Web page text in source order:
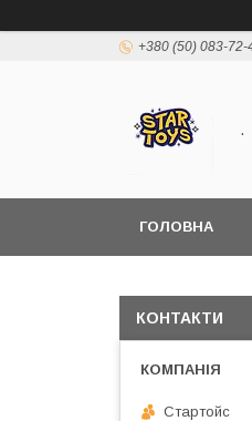
+380 (50) 083-72-
.
ГОЛОВНА
КОНТАКТИ
Стартойс